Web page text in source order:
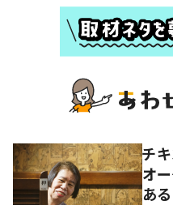
チ
オ
あ